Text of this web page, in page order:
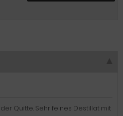
Quitte. Sehr feines Destillat mit